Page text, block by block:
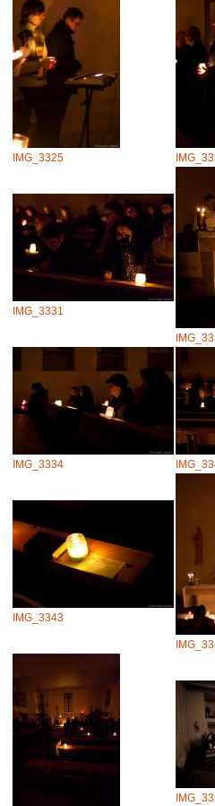
IMG_3325
IMG_3331
IMG_3334
IMG_3343